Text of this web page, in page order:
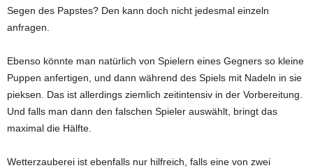
Segen des Papstes? Den kann doch nicht jedesmal einzeln
anfragen.
Ebenso könnte man natürlich von Spielern eines Gegners so kleine
Puppen anfertigen, und dann während des Spiels mit Nadeln in sie
pieksen. Das ist allerdings ziemlich zeitintensiv in der Vorbereitung.
Und falls man dann den falschen Spieler auswählt, bringt das
maximal die Hälfte.
Wetterzauberei ist ebenfalls nur hilfreich, falls eine von zwei